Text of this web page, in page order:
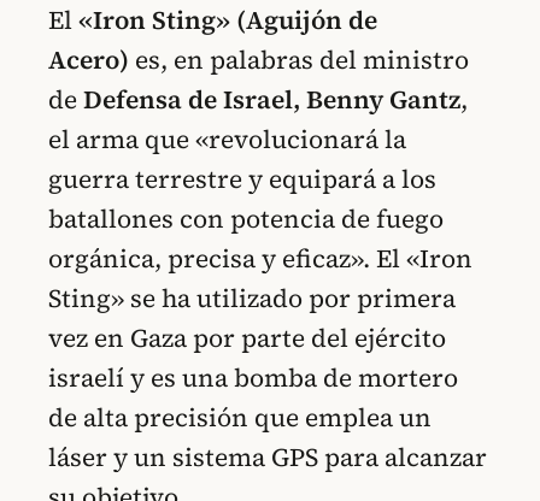
El«Iron Sting» (Aguijón de
Acero) es, en palabras del ministro
deDefensa de Israel, Benny Gantz,
el arma que «revolucionará la
guerra terrestre y equipará a los
batallones con potencia de fuego
orgánica, precisa y eficaz». El «Iron
Sting» se ha utilizado por primera
vez en Gaza por parte del ejército
israelí y es una bomba de mortero
de alta precisión que emplea un
láser y un sistema GPS para alcanzar